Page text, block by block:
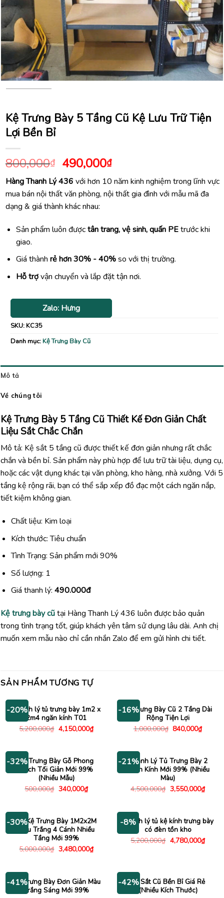
Kệ Trưng Bày 5 Tầng Cũ Kệ Lưu Trữ Tiện
Lợi Bền Bỉ
800,000₫ Giá
gốc
là:
800,000₫.
490,000₫Giá
hiện
tại
là:
Hàng Thanh Lý 436 với hơn 10 năm kinh nghiệm trong lĩnh vực
mua bán nội thất văn phòng, nội thất gia đình với mẫu mã đa
dạng & giá thành khác nhau:
Sản phẩm luôn đượctân trang, vệ sinh, quấn PEtrước khi
giao.
Giá thành rẻ hơn 30% - 40%so với thị trường.
Hỗ trợvận chuyển và lắp đặt tận nơi.
Zalo: Hưng
SKU:KC35
Danh mục:Kệ Trưng Bày Cũ
Mô tả
Về chúng tôi
Kệ Trưng Bày 5 Tầng Cũ Thiết Kế Đơn Giản Chất
Liệu Sắt Chắc Chắn
Mô tả: Kệ sắt 5 tầng cũ được thiết kế đơn giản nhưng rất chắc
chắn và bền bỉ. Sản phẩm này phù hợp để lưu trữ tài liệu, dụng cụ,
hoặc các vật dụng khác tại văn phòng, kho hàng, nhà xưởng. Với 5
tầng kệ rộng rãi, bạn có thể sắp xếp đồ đạc một cách ngăn nắp,
tiết kiệm không gian.
Chất liệu: Kim loại
Kích thước: Tiêu chuẩn
Tình Trạng: Sản phẩm mới 90%
Số lượng: 1
Giá thanh lý: 490.000đ
Kệ trưng bày cũtại Hàng Thanh Lý 436 luôn được bảo quản
trong tình trạng tốt, giúp khách yên tâm sử dụng lâu dài. Anh chị
muốn xem mẫu nào chỉ cần nhắn Zalo để em gửi hình chi tiết.
SẢN PHẨM TƯƠNG TỰ
-20%
Thanh lý tủ trưng bày 1m2 x
2m4 ngăn kính T01
5,200,000₫ Giá
gốc
4,150,000₫Giá
hiện
4,150,000₫.
-16%
Kệ Trưng Bày Cũ 2 Tầng Dài
Rộng Tiện Lợi
1,000,000₫ Giá
840,000₫Giá
hiện
-32%Kệ Trưng Bày Gỗ Phong
Cách Tối Giản Mới 99%
(Nhiều Mẫu)
500,000₫ Giá
340,000₫Giá
hiện
340,000₫.
-21%Thanh Lý Tủ Trưng Bày 2
Cánh Kính Mới 99% (Nhiều
Màu)
4,500,000₫ Giá
gốc
3,550,000₫Giá
hiện
-30%
Tủ Kệ Trưng Bày 1M2x2M
Màu Trắng 4 Cánh Nhiều
Tầng Mới 99%
5,000,000₫ Giá
gốc
3,480,000₫Giá
hiện
3,480,000₫.
-8%
Thanh lý tủ kệ kính trưng bày
có đèn tồn kho
5,200,000₫ Giá
gốc
4,780,000₫Giá
hiện
-41%
Tủ Trưng Bày Đơn Giản Màu
Trắng Sáng Mới 99%
-42%Kệ Sắt Cũ Bền Bỉ Giá Rẻ
(Nhiều Kích Thước)